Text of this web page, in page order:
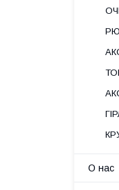
О нас